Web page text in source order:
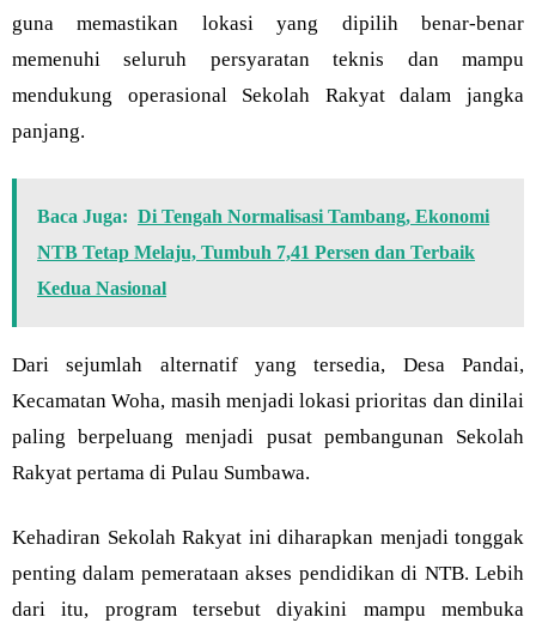
guna memastikan lokasi yang dipilih benar-benar
memenuhi seluruh persyaratan teknis dan mampu
mendukung operasional Sekolah Rakyat dalam jangka
panjang.
Baca Juga: Di Tengah Normalisasi Tambang, Ekonomi
NTB Tetap Melaju, Tumbuh 7,41 Persen dan Terbaik
Kedua Nasional
Dari sejumlah alternatif yang tersedia, Desa Pandai,
Kecamatan Woha, masih menjadi lokasi prioritas dan dinilai
paling berpeluang menjadi pusat pembangunan Sekolah
Rakyat pertama di Pulau Sumbawa.
Kehadiran Sekolah Rakyat ini diharapkan menjadi tonggak
penting dalam pemerataan akses pendidikan di NTB. Lebih
dari itu, program tersebut diyakini mampu membuka